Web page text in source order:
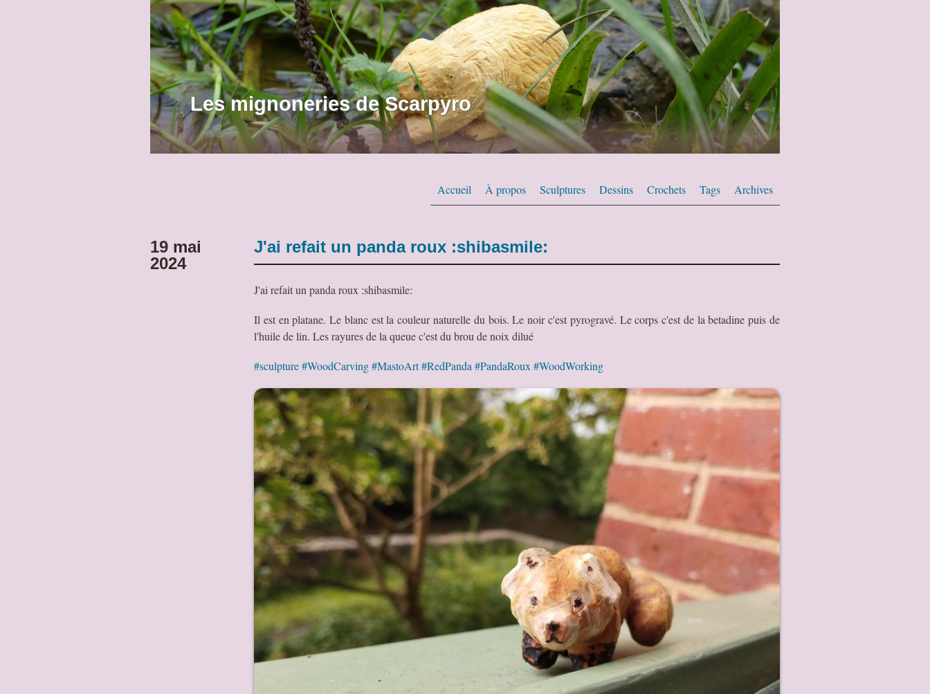
Les mignoneries de Scarpyro
Accueil À propos Sculptures Dessins Crochets Tags Archives
19 mai
2024
J'ai refait un panda roux :shibasmile:
J'ai refait un panda roux :shibasmile:
Il est en platane. Le blanc est la couleur naturelle du bois. Le noir c'est pyrogravé. Le corps c'est de la betadine puis de
l'huile de lin. Les rayures de la queue c'est du brou de noix dilué
#sculpture#WoodCarving#MastoArt#RedPanda#PandaRoux#WoodWorking